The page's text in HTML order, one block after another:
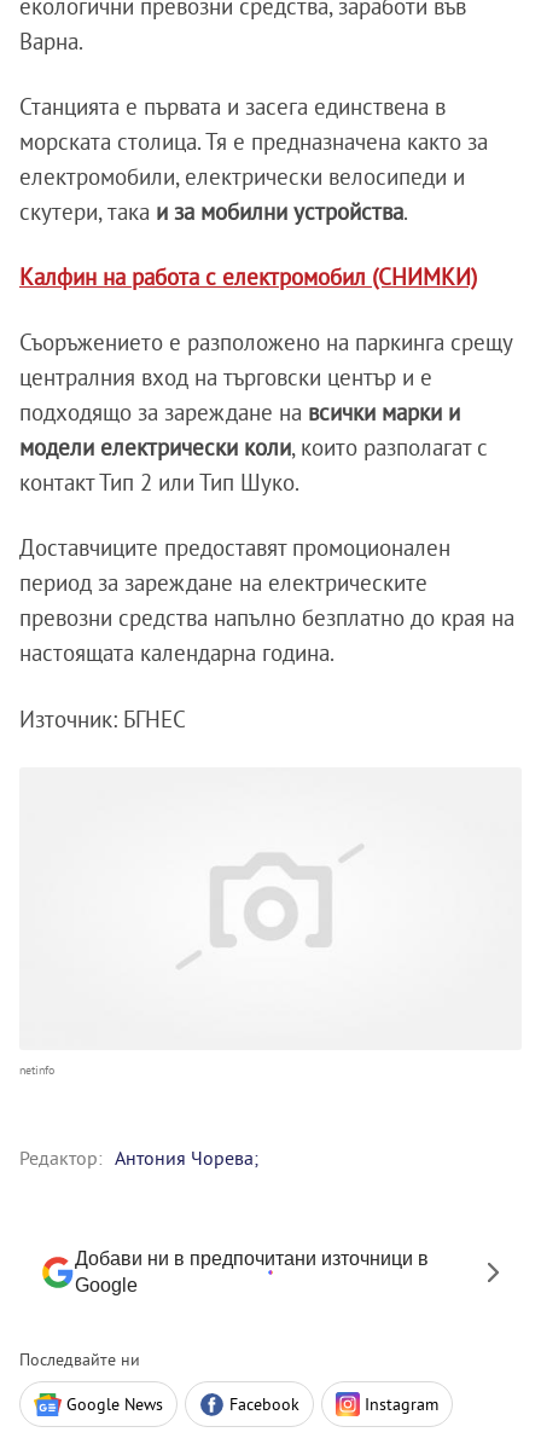
екологични превозни средства, заработи във
Варна.
Станцията е първата и засега единствена в
морската столица. Тя е предназначена както за
електромобили, електрически велосипеди и
скутери, така и за мобилни устройства.
Калфин на работа с електромобил (СНИМКИ)
Съоръжението е разположено на паркинга срещу
централния вход на търговски център и е
подходящо за зареждане на всички марки и
модели електрически коли, които разполагат с
контакт Тип 2 или Тип Шуко.
Доставчиците предоставят промоционален
период за зареждане на електрическите
превозни средства напълно безплатно до края на
настоящата календарна година.
Източник: БГНЕС
netinfo
Редактор: Антония Чорева;
Добави ни в предпочитани източници в
Google
Последвайте ни
Google News Facebook Instagram